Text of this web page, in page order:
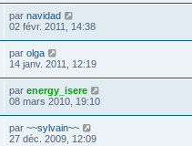
par navidad
02 févr. 2011, 14:38
par olga
14 janv. 2011, 12:19
par energy_isere
08 mars 2010, 19:10
par ~~sylvain~~
27 déc. 2009, 12:09